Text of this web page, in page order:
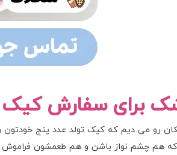
برای سفارش کیک
رو می دیم که کیک تولد عدد پنج
هم چشم نواز باشن و هم طعمشون فراموش